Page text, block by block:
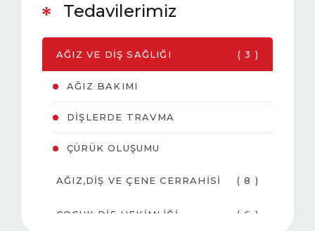
Tedavilerimiz
AĞIZ VE DIŞ SAĞLIĞI ( 3 )
AĞIZ BAKIMI
DIŞLERDE TRAVMA
ÇÜRÜK OLUŞUMU
AĞIZ,DIŞ VE ÇENE CERRAHISI ( 8 )
ÇOCUK DIŞ HEKIMLIĞI ( 6 )